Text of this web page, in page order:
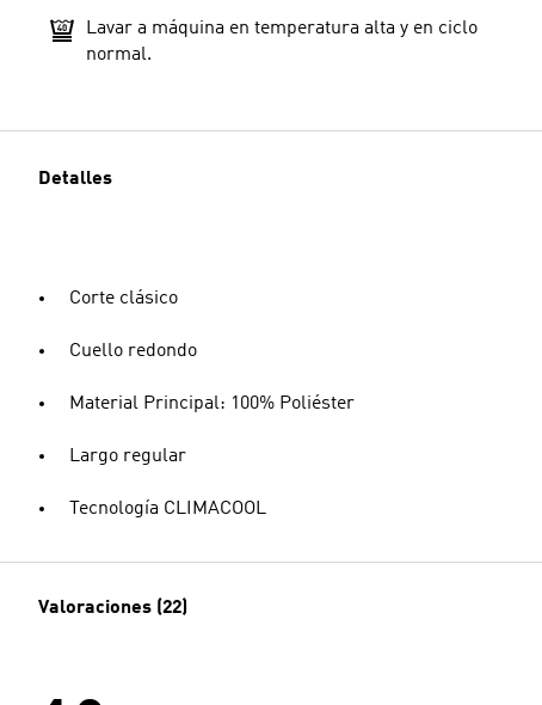
Lavar a máquina en temperatura alta y en ciclo
normal.
Detalles
Corte clásico
Cuello redondo
Material Principal: 100% Poliéster
Largo regular
Tecnología CLIMACOOL
Valoraciones (22)